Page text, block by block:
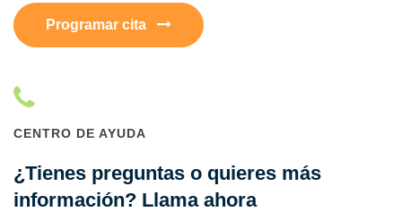
Programar cita
CENTRO DE AYUDA
¿Tienes preguntas o quieres más
información? Llama ahora